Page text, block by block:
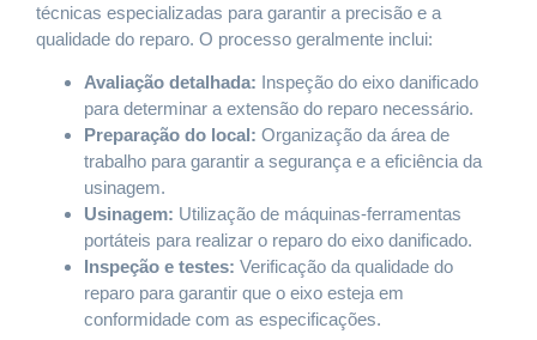
técnicas especializadas para garantir a precisão e a
qualidade do reparo. O processo geralmente inclui:
Avaliação detalhada: Inspeção do eixo danificado
para determinar a extensão do reparo necessário.
Preparação do local: Organização da área de
trabalho para garantir a segurança e a eficiência da
usinagem.
Usinagem: Utilização de máquinas-ferramentas
portáteis para realizar o reparo do eixo danificado.
Inspeção e testes: Verificação da qualidade do
reparo para garantir que o eixo esteja em
conformidade com as especificações.